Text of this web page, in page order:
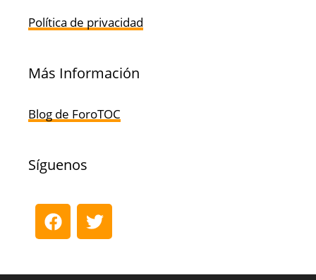
Política de privacidad
Más Información
Blog de ForoTOC
Síguenos